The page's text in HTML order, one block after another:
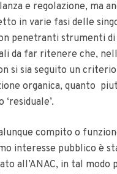
e regolazione, ma
in varie fasi delle
penetranti strumenti
da far ritenere che,
si sia seguito un
organica, quanto
compito o
interesse pubblico è
all’ANAC, in tal modo